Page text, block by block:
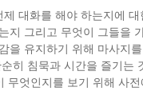
대화를 해야 하는지에
지 그리고 무엇이 그들을
을 유지하기 위해 마사지
히 침묵과 시간을 즐기는
무엇인지를 보기 위해 사